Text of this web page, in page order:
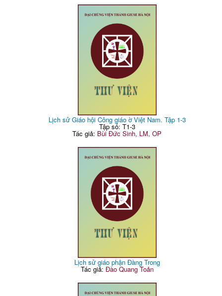
Lịch sử Giáo hội Công giáo ờ Việt Nam. Tập 1-3
Tập số: T1-3
Tác giả: Bùi Đức Sinh, LM, OP
Lịch sử giáo phận Đàng Trong
Tác giả: Đào Quang Toản